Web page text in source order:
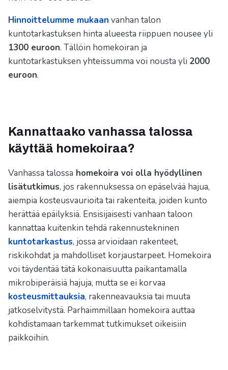
Hinnoittelumme mukaan vanhan talon
kuntotarkastuksen hinta alueesta riippuen nousee yli
1300 euroon. Tällöin homekoiran ja
kuntotarkastuksen yhteissumma voi nousta yli 2000
euroon.
Kannattaako vanhassa talossa
käyttää homekoiraa?
Vanhassa talossa homekoira voi olla hyödyllinen
lisätutkimus, jos rakennuksessa on epäselvää hajua,
aiempia kosteusvaurioita tai rakenteita, joiden kunto
herättää epäilyksiä. Ensisijaisesti vanhaan taloon
kannattaa kuitenkin tehdä rakennustekninen
kuntotarkastus, jossa arvioidaan rakenteet,
riskikohdat ja mahdolliset korjaustarpeet. Homekoira
voi täydentää tätä kokonaisuutta paikantamalla
mikrobiperäisiä hajuja, mutta se ei korvaa
kosteusmittauksia, rakenneavauksia tai muuta
jatkoselvitystä. Parhaimmillaan homekoira auttaa
kohdistamaan tarkemmat tutkimukset oikeisiin
paikkoihin.